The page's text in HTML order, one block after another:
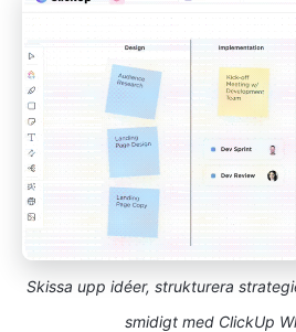
Skissa upp idéer, strukturera
smidigt med ClickUp